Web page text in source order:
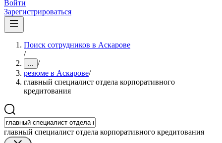
Войти
Зарегистрироваться
Поиск сотрудников в Аскарове
/
... /
резюме в Аскарове/
главный специалист отдела корпоративного
кредитования
главный специалист отдела корпоративного кредитования